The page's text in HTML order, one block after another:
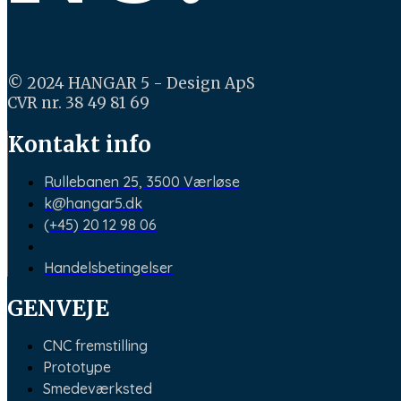
© 2024 HANGAR 5 - Design ApS
CVR nr. 38 49 81 69
Kontakt info
Rullebanen 25, 3500 Værløse
k@hangar5.dk
(+45) 20 12 98 06
Handelsbetingelser
GENVEJE
CNC fremstilling
Prototype
Smedeværksted